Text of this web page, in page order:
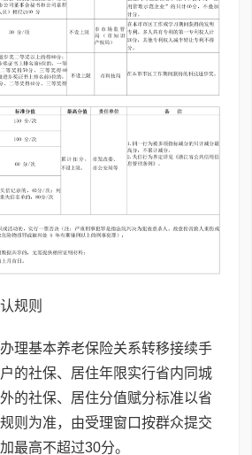
规则
理基本养老保险关系转移接续手
的社保、居住年限实行省内同城
的社保、居住分值赋分标准以省
则为准，由受理窗口按群众提交
最高不超过30分。